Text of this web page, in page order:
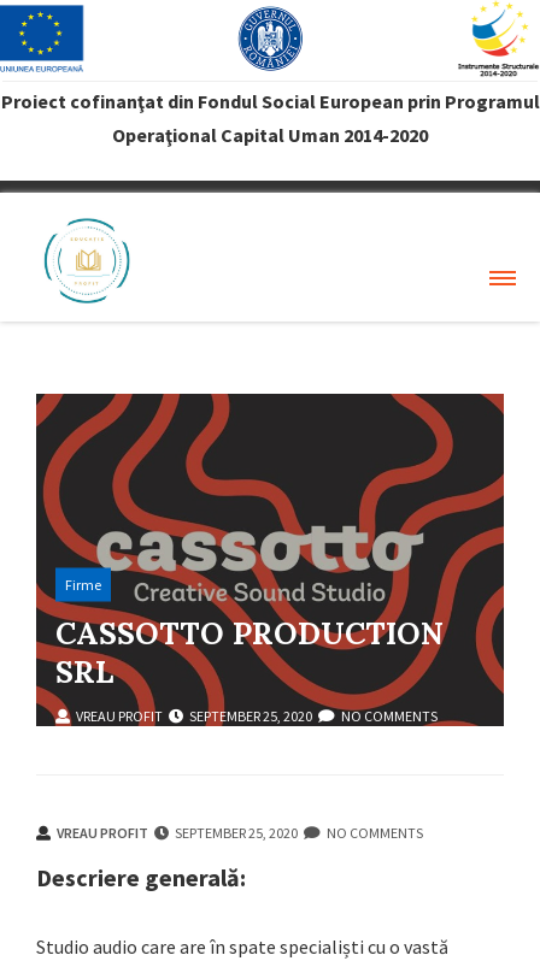
Proiect cofinanţat din Fondul Social European prin Programul
Operaţional Capital Uman 2014-2020
VREAU PROFIT
Firme
CASSOTTO PRODUCTION
SRL
VREAU PROFIT SEPTEMBER 25, 2020 NO COMMENTS
VREAU PROFIT SEPTEMBER 25, 2020 NO COMMENTS
Descriere generală:
Studio audio care are în spate specialiști cu o vastă